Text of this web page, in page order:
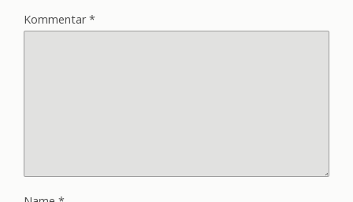
Kommentar*